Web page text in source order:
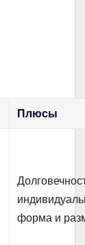
Плюсы
форма и